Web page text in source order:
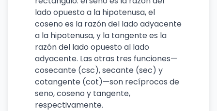
lado opuesto a la hipotenusa, el
coseno es la razón del lado adyacente
a la hipotenusa, y la tangente es la
razón del lado opuesto al lado
adyacente. Las otras tres funciones—
cosecante (csc), secante (sec) y
cotangente (cot)—son recíprocos de
seno, coseno y tangente,
respectivamente.